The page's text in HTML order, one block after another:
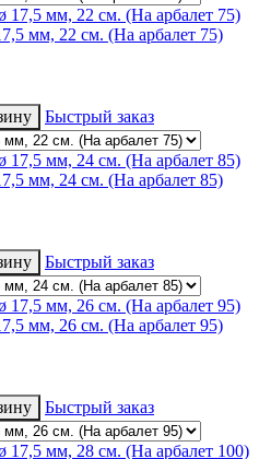
мм, 22 cм. (На арбалет 75)
Быстрый заказ
мм, 24 cм. (На арбалет 85)
Быстрый заказ
мм, 26 cм. (На арбалет 95)
Быстрый заказ